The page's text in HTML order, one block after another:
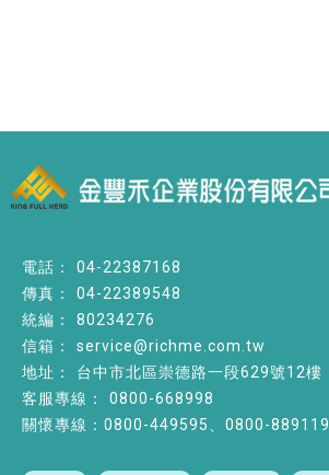
04-22387168
04-22389548
80234276
service@richme.com.tw
台中市北區崇德路一段629號12樓
0800-668998
關懷專線：0800-449595、0800-889119